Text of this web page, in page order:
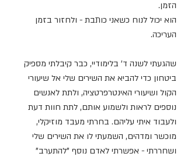
הזמן.
הוא יכול לנוח כשאני כותבת - ולחזור בזמן
העריכה.
שהגעתי לשנה ד' בלימודיי, כבר קיבלתי מספיק
ביטחון כדי להביא את השירים שלי אל שיעורי
הקול ושיעורי האינטרפרטציה, ולתת לאנשים
נוספים לראות ולשמוע אותם, לתת חוות דעת
ולעבוד איתי עליהם. בחרתי מעבד מוזיקלי,
מוכשר ומדהים, השמעתי לו את השירים שלי
ושחררתי - אפשרתי לאדם נוסף "להתערב"